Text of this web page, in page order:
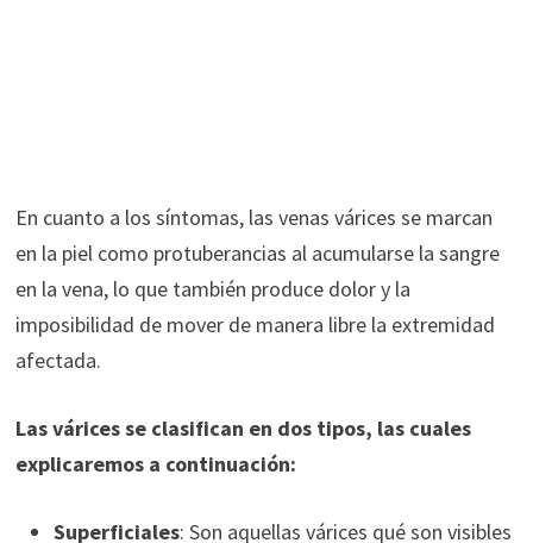
En cuanto a los síntomas, las venas várices se marcan
en la piel como protuberancias al acumularse la sangre
en la vena, lo que también produce dolor y la
imposibilidad de mover de manera libre la extremidad
afectada.
Las várices se clasifican en dos tipos, las cuales
explicaremos a continuación:
Superficiales: Son aquellas várices qué son visibles